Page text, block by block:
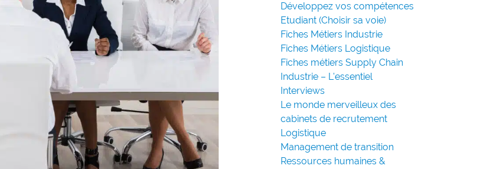
Développez vos compétences
Etudiant (Choisir sa voie)
Fiches Métiers Industrie
Fiches Métiers Logistique
Fiches métiers Supply Chain
Industrie – L'essentiel
Interviews
Le monde merveilleux des
cabinets de recrutement
Logistique
Management de transition
Ressources humaines &